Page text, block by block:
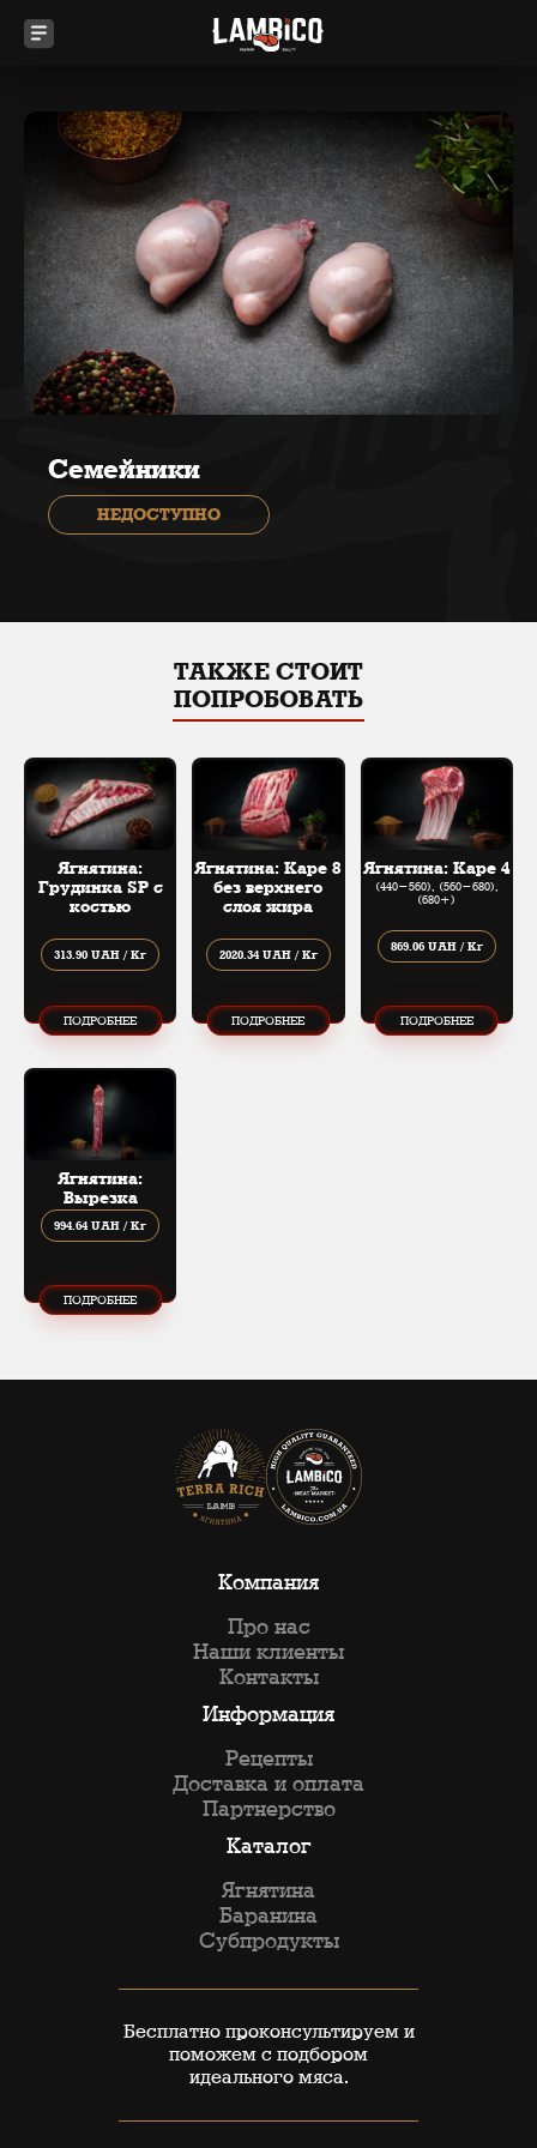
Семейники
НЕДОСТУПНО
ТАКЖЕ СТОИТ
ПОПРОБОВАТЬ
Ягнятина:
Грудинка SP с
костью
313.90 UAH / Кг
ПОДРОБНЕЕ
Ягнятина: Каре 8
без верхнего
слоя жира
2020.34 UAH / Кг
ПОДРОБНЕЕ
Ягнятина: Каре 4
(440​-​560), (560​-​680),
(680+)
869.06 UAH / Кг
ПОДРОБНЕЕ
Ягнятина:
Вырезка
994.64 UAH / Кг
ПОДРОБНЕЕ
Компания
Про нас
Наши клиенты
Контакты
Информация
Рецепты
Доставка и оплата
Партнерство
Каталог
Ягнятина
Баранина
Субпродукты
Бесплатно проконсультируем и
поможем с подбором
идеального мяса.